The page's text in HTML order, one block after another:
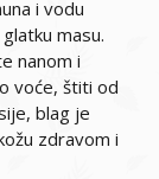
i vodu
masu.
nanom i
voće, štiti od
blag je
zdravom i